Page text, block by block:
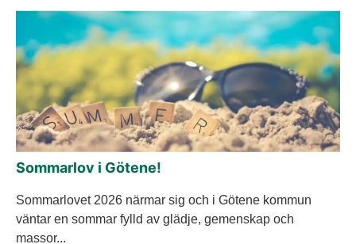
Sommarlov i Götene!
Sommarlovet 2026 närmar sig och i Götene kommun
väntar en sommar fylld av glädje, gemenskap och
massor...